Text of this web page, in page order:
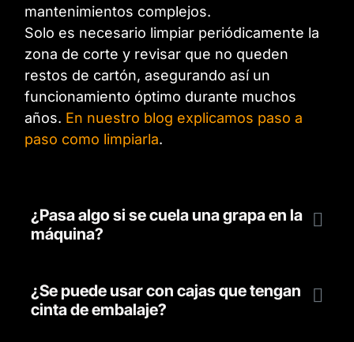
mantenimientos complejos.
Solo es necesario limpiar periódicamente la
zona de corte y revisar que no queden
restos de cartón, asegurando así un
funcionamiento óptimo durante muchos
años. En nuestro blog explicamos paso a
paso como limpiarla.
¿Pasa algo si se cuela una grapa en la
máquina?
¿Se puede usar con cajas que tengan
cinta de embalaje?